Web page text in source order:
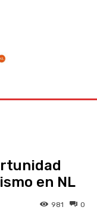
en NL
0
981